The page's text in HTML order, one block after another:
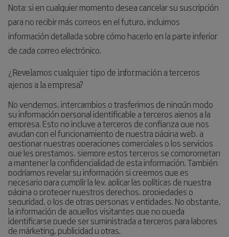
Nota: si en cualquier momento desea cancelar su suscripción
para no recibir más correos en el futuro, incluimos
información detallada sobre cómo hacerlo en la parte inferior
de cada correo electrónico.
¿Revelamos cualquier tipo de información a terceros
ajenos a la empresa?
No vendemos, intercambios o trasferimos de ningún modo
su información personal identificable a terceros ajenos a la
empresa. Esto no incluye a terceros de confianza que nos
ayudan con el funcionamiento de nuestra página web, a
gestionar nuestras operaciones comerciales o los servicios
que les prestamos, siempre estos terceros se comprometan
a mantener la confidencialidad de esta información. También
podríamos revelar su información si creemos que es
necesario para cumplir la ley, aplicar las políticas de nuestra
página o proteger nuestros derechos, propiedades o
seguridad, o los de otras personas y entidades. No obstante,
la información de aquellos visitantes que no pueda
identificarse puede ser suministrada a terceros para labores
de márketing, publicidad u otras.